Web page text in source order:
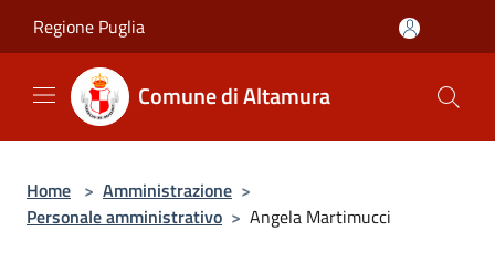
Regione Puglia
Comune di Altamura
Home > Amministrazione >
Personale amministrativo > Angela Martimucci